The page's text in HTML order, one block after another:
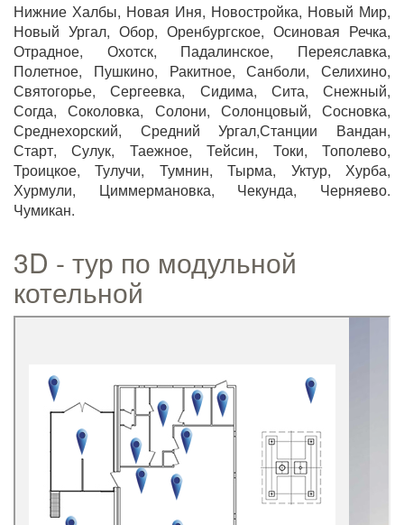
Нижние Халбы, Новая Иня, Новостройка, Новый Мир,
Новый Ургал, Обор, Оренбургское, Осиновая Речка,
Отрадное, Охотск, Падалинское, Переяславка,
Полетное, Пушкино, Ракитное, Санболи, Селихино,
Святогорье, Сергеевка, Сидима, Сита, Снежный,
Согда, Соколовка, Солони, Солонцовый, Сосновка,
Среднехорский, Средний Ургал,Станции Вандан,
Старт, Сулук, Таежное, Тейсин, Токи, Тополево,
Троицкое, Тулучи, Тумнин, Тырма, Уктур, Хурба,
Хурмули, Циммермановка, Чекунда, Черняево.
Чумикан.
3D - тур по модульной
котельной